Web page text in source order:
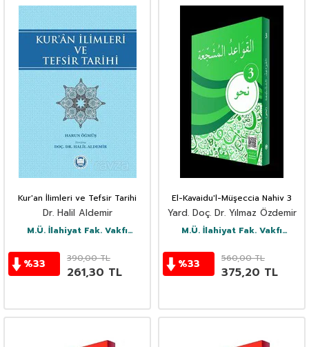
Kur'an İlimleri ve Tefsir Tarihi
Dr. Halil Aldemir
M.Ü. İlahiyat Fak. Vakfı
%33 390,00TL
261,30 TL
El-Kavaidu'l-Müşeccia Nahiv 3
Yard. Doç. Dr. Yılmaz Özdemir
M.Ü. İlahiyat Fak. Vakfı
%33 560,00TL
375,20 TL